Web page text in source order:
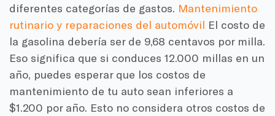
diferentes categorías de gastos. Mantenimiento
rutinario y reparaciones del automóvil El costo de
la gasolina debería ser de 9,68 centavos por milla.
Eso significa que si conduces 12.000 millas en un
año, puedes esperar que los costos de
mantenimiento de tu auto sean inferiores a
$1.200 por año. Esto no considera otros costos de